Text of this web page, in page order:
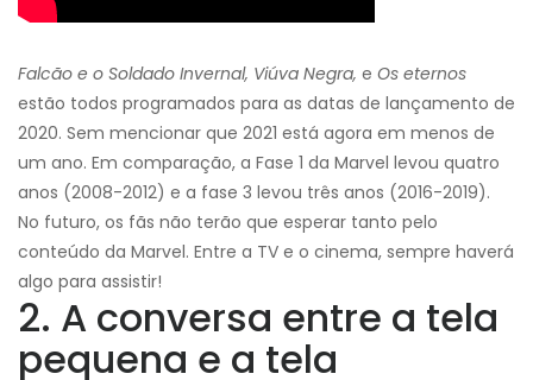
Falcão e o Soldado Invernal, Viúva Negra, e Os eternos
estão todos programados para as datas de lançamento de
2020. Sem mencionar que 2021 está agora em menos de
um ano. Em comparação, a Fase 1 da Marvel levou quatro
anos (2008-2012) e a fase 3 levou três anos (2016-2019).
No futuro, os fãs não terão que esperar tanto pelo
conteúdo da Marvel. Entre a TV e o cinema, sempre haverá
algo para assistir!
2. A conversa entre a tela
pequena e a tela